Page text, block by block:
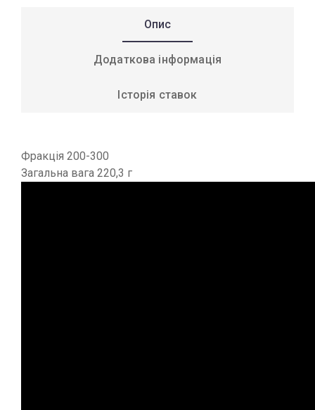
Опис
Додаткова інформація
Історія ставок
Фракція 200-300
Загальна вага 220,3 г